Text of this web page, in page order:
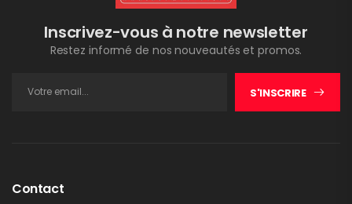
Inscrivez-vous à notre newsletter
Restez informé de nos nouveautés et promos.
S'INSCRIRE
Contact